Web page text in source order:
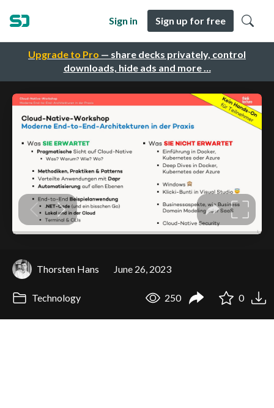
Upgrade to Pro — share decks privately, control
downloads, hide ads and more …
Sign in Sign up for free
Thorsten Hans June 26, 2023
Technology 250 0